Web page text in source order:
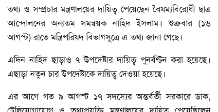
তথ্য ও সম্প্রচার মন্ত্রণালয়ের দায়িত্ব পেয়েছেন বৈষম্যবিরোধী ছাত্র
আন্দোলনের অন্যতম সমন্বয়ক নাহিদ ইসলাম। শুক্রবার (১৬
আগস্ট) রাতে মন্ত্রিপরিষদ বিভাগসূত্রে এ তথ্য জানা গেছে।
এদিন নাহিদ ছাড়াও ৭ উপদেষ্টার দায়িত্ব পুনর্বণ্টন করা হয়েছে।
এছাড়া নতুন চার উপদেষ্টাকে দায়িত্ব দেওয়া হয়েছে।
এর আগে গত ৯ আগস্ট ১৭ সদস্যের অন্তর্বর্তী সরকারে ডাক,